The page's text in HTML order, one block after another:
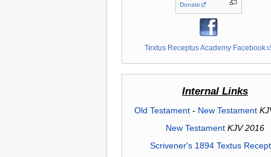
Donate
Textus Receptus Academy Facebook
Internal Links
Old Testament- New Testament
New Testament KJV 2016
Scrivener's 1894 Textus